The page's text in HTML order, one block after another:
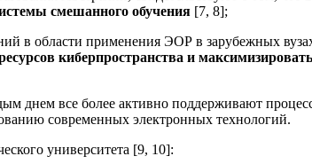
смешанного обучения [7, 8];
в области применения ЭОР в зарубежных
киберпространства и
днем все более активно поддерживают
современных электронных технологий.
университета [9, 10]: